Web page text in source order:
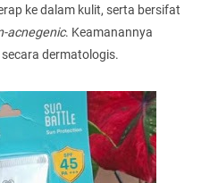
ke dalam kulit, serta bersifat
acnegenic. Keamanannya
dermatologis.